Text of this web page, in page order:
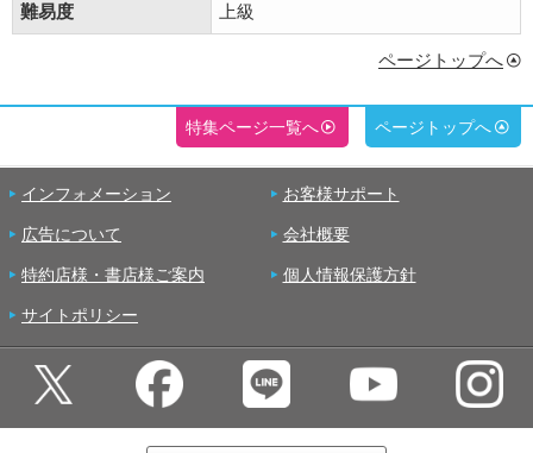
難易度 上級
ページトップへ
特集ページ一覧へ ページトップへ
インフォメーション お客様サポート
広告について 会社概要
特約店様・書店様ご案内 個人情報保護方針
サイトポリシー